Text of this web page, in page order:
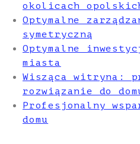
okolicach
Optymalne
symetryczną
Optymalne
miasta
Wisząca witryna:
rozwiązanie do
Profesjonalny
domu